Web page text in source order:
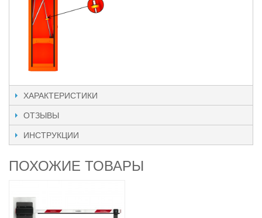
ХАРАКТЕРИСТИКИ
ОТЗЫВЫ
ИНСТРУКЦИИ
ПОХОЖИЕ ТОВАРЫ